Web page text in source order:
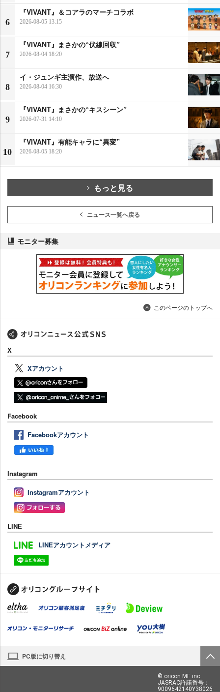
6
『VIVANT』＆コアラのマーチコラボ
2026-08-05 13:15
7
『VIVANT』まさかの“伏線回収”
2026-08-04 18:20
8
イ・ジュンギ主演作、放送へ
2026-08-04 16:30
9
『VIVANT』まさかの“キスシーン”
2026-07-31 14:10
10
『VIVANT』有能キャラに“異変”
2026-08-05 18:20
もっと見る
ニュース一覧へ戻る
モニター募集
このページのトップへ
X
Xアカウント
Facebook
Facebookアカウント
Instagram
Instagramアカウント
LINE
LINEアカウントメディア
PC版に切り替え
© oricon ME inc.
JASRAC許諾番号：
9009642140Y38026